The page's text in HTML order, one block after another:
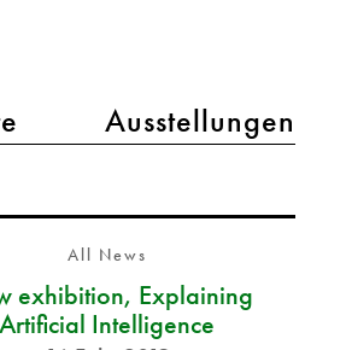
Ausstellungen
All News
exhibition, Explaining
Artificial Intelligence